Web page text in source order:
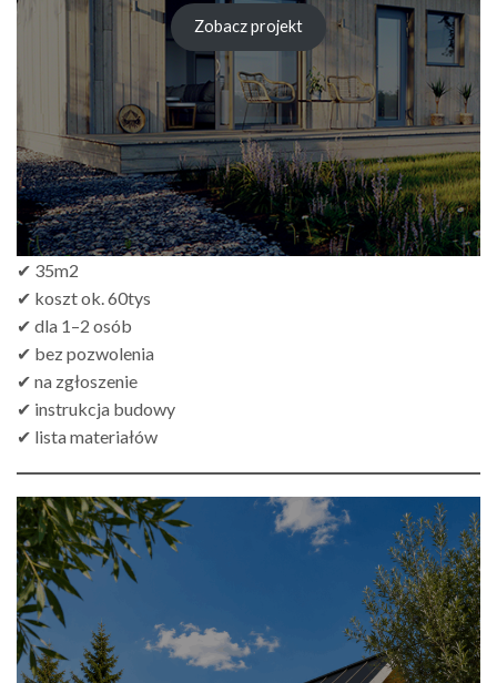
od
zł249.00
do
zł499.00
Zobacz projekt
✔ 35m2
✔ koszt ok. 60tys
✔ dla 1–2 osób
✔ bez pozwolenia
✔ na zgłoszenie
✔ instrukcja budowy
✔ lista materiałów